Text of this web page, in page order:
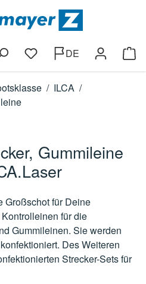
Du hast 0 Produkte auf
DE
/ ILCA /
Gummileine
Großschot für Deine
für die
Gummileinen. Sie werden
Des Weiteren
Strecker-Sets für